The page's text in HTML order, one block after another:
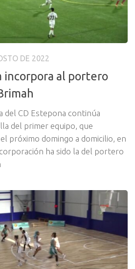
DE 2022
incorpora al portero
del CD Estepona continúa
del primer equipo, que
próximo domingo a domicilio, en
ha sido la del portero